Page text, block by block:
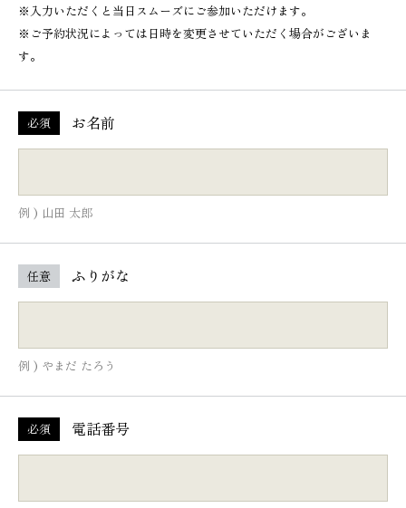
※入力いただくと当日スムーズにご参加いただけます。
※ご予約状況によっては日時を変更させていただく場合がございま
す。
必須 お名前
例 ) 山田 太郎
任意 ふりがな
例 ) やまだ たろう
必須 電話番号